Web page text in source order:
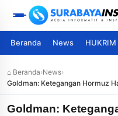
Beranda News HUKRIM
⌂ Beranda›News›
Goldman: Ketegangan Hormuz
Goldman: